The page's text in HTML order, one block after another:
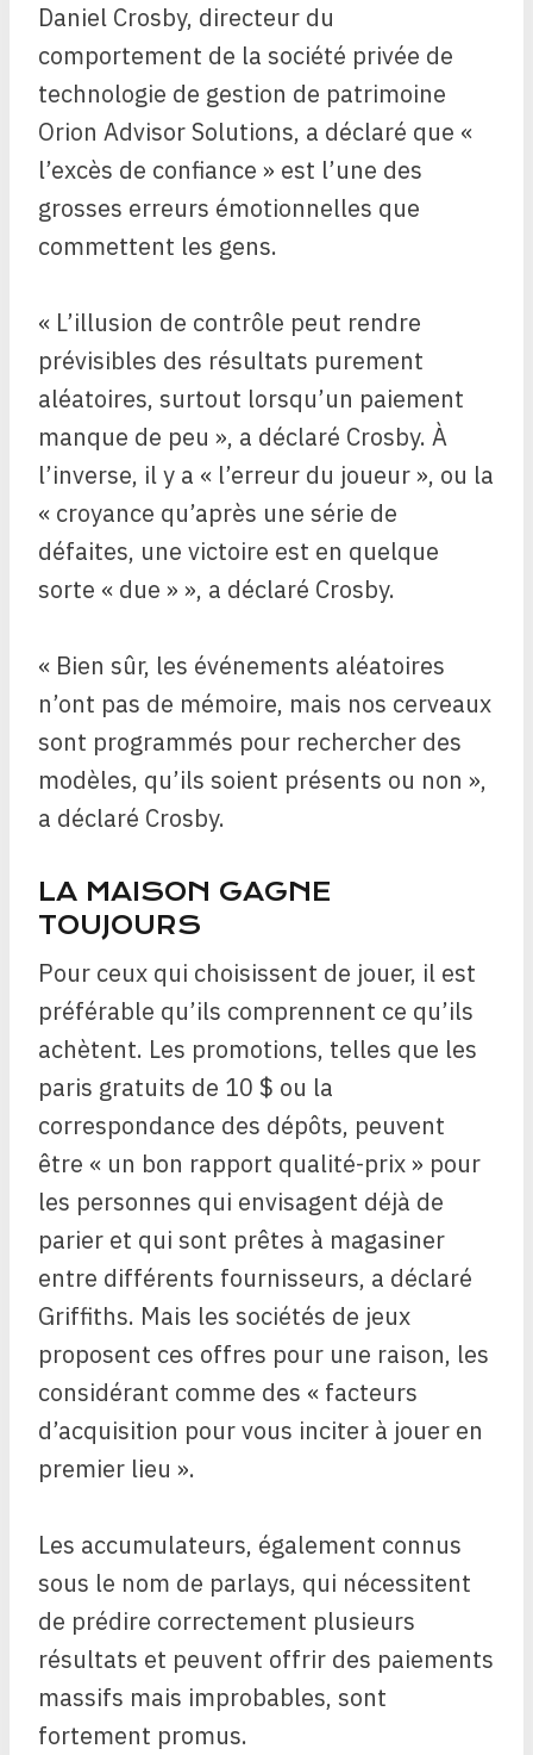
Daniel Crosby, directeur du
comportement de la société privée de
technologie de gestion de patrimoine
Orion Advisor Solutions, a déclaré que «
l’excès de confiance » est l’une des
grosses erreurs émotionnelles que
commettent les gens.
« L’illusion de contrôle peut rendre
prévisibles des résultats purement
aléatoires, surtout lorsqu’un paiement
manque de peu », a déclaré Crosby. À
l’inverse, il y a « l’erreur du joueur », ou la
« croyance qu’après une série de
défaites, une victoire est en quelque
sorte « due » », a déclaré Crosby.
« Bien sûr, les événements aléatoires
n’ont pas de mémoire, mais nos cerveaux
sont programmés pour rechercher des
modèles, qu’ils soient présents ou non »,
a déclaré Crosby.
LA MAISON GAGNE
TOUJOURS
Pour ceux qui choisissent de jouer, il est
préférable qu’ils comprennent ce qu’ils
achètent. Les promotions, telles que les
paris gratuits de 10 $ ou la
correspondance des dépôts, peuvent
être « un bon rapport qualité-prix » pour
les personnes qui envisagent déjà de
parier et qui sont prêtes à magasiner
entre différents fournisseurs, a déclaré
Griffiths. Mais les sociétés de jeux
proposent ces offres pour une raison, les
considérant comme des « facteurs
d’acquisition pour vous inciter à jouer en
premier lieu ».
Les accumulateurs, également connus
sous le nom de parlays, qui nécessitent
de prédire correctement plusieurs
résultats et peuvent offrir des paiements
massifs mais improbables, sont
fortement promus.